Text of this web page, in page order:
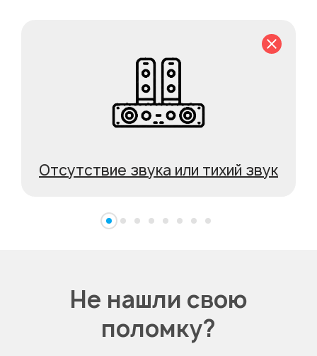
Отсутствие звука или тихий звук
Не нашли свою
поломку?